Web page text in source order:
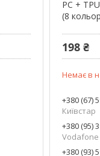
PC +
(8
198 ₴
Немає в
+380 (67)
Київстар
+380 (95)
Vodafone
+380 (93)